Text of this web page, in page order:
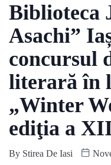
Biblioteca
Asachi”
concursul
literară în
„Winter
ediţia a
By Stirea De Iasi